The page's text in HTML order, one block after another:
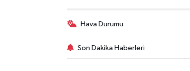
Hava Durumu
Son Dakika Haberleri